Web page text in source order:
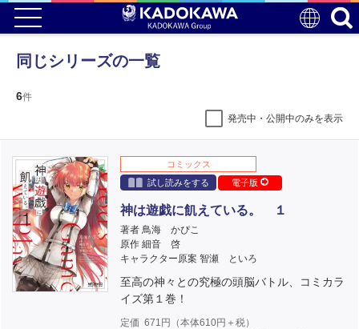
同じシリーズの一覧
6件
発売中・公開中のみを表示
コミックス
試し読みをする
電子版
神は遊戯に飢えている。 １
著者 鳥海 かぴこ
原作 細音 啓
キャラクター原案 智瀬 といろ
至高の神々との究極の頭脳バトル、コミカラ
イズ第１巻！
定価 671 円（本体610円＋税）